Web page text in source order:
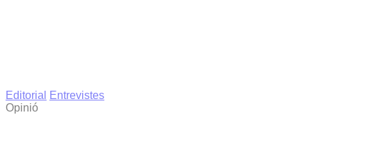
Editorial
Entrevistes
Opinió